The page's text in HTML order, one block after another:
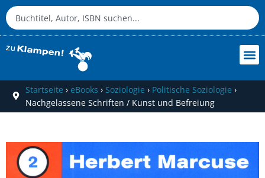
Startseite › eBooks › Soziologie › Politische Soziologie ›
Nachgelassene Schriften / Kunst und Befreiung